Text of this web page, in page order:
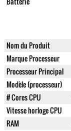
Nom du Produit
Marque Processeur
Processeur Principal
Modèle (processeur)
# Cores CPU
Vitesse horloge CPU
RAM